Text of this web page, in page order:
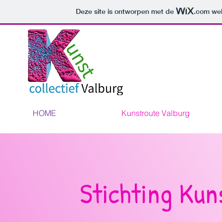
Deze site is ontworpen met de .com
HOME Kunstroute Valburg
Stichting